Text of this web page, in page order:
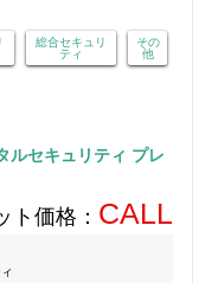
総合セキュリ
ティ
その
他
ルセキュリティ プレ
ト価格： CALL